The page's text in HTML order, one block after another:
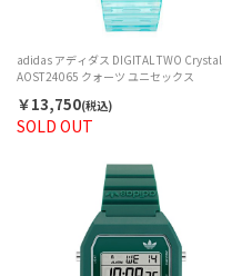
SOLD OUT
adidas アディダス DIGITAL TWO Crystal
AOST24065 クォーツ ユニセックス
￥13,750(税込)